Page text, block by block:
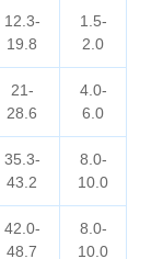
12.3-
19.8
1.5-
2.0
21-
28.6
4.0-
6.0
35.3-
43.2
8.0-
10.0
42.0-
48.7
8.0-
10.0